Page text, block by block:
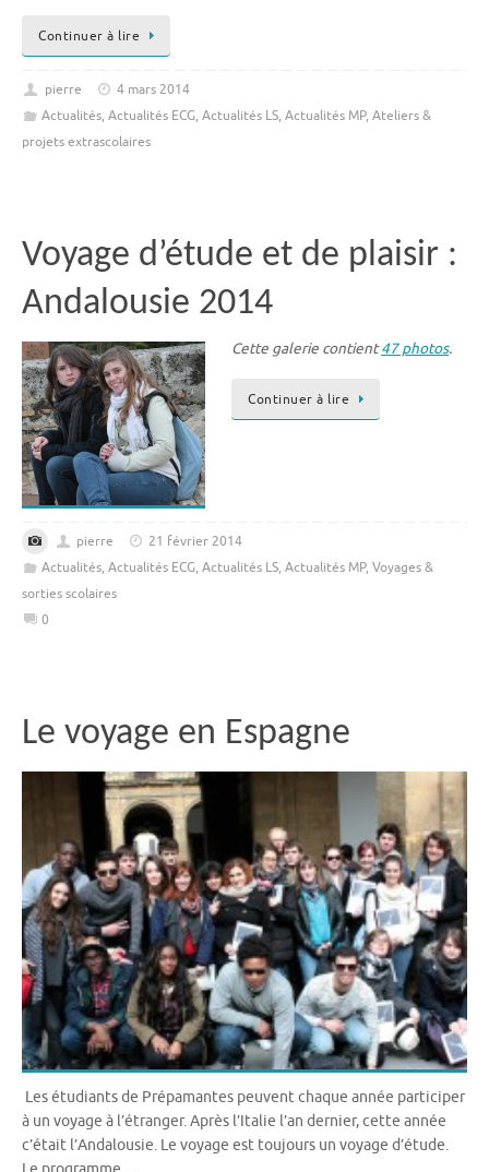
Continuer à lire
pierre
4 mars 2014
Actualités, Actualités ECG, Actualités LS, Actualités MP, Ateliers &
projets extrascolaires
Voyage d’étude et de plaisir :
Andalousie 2014
Cette galerie contient47 photos.
Continuer à lire
pierre
21 février 2014
Actualités, Actualités ECG, Actualités LS, Actualités MP, Voyages &
sorties scolaires
0
Le voyage en Espagne
Les étudiants de Prépamantes peuvent chaque année participer
à un voyage à l’étranger. Après l’Italie l’an dernier, cette année
c’était l’Andalousie. Le voyage est toujours un voyage d’étude.